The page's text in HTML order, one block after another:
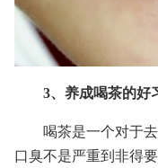
3、养成喝茶的好
喝茶是一个对于
口臭不是严重到非得